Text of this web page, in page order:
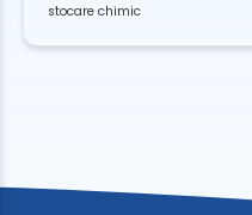
stocare chimic